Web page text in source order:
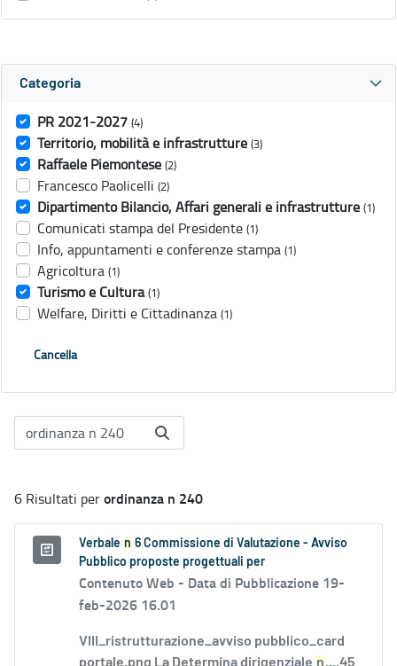
Categoria
PR 2021-2027 (4)
Territorio, mobilità e infrastrutture (3)
Raffaele Piemontese (2)
Francesco Paolicelli (2)
Dipartimento Bilancio, Affari generali e infrastrutture (1)
Comunicati stampa del Presidente (1)
Info, appuntamenti e conferenze stampa (1)
Agricoltura (1)
Turismo e Cultura (1)
Welfare, Diritti e Cittadinanza (1)
Cancella
6 Risultati perordinanza n 240
Verbale n 6 Commissione di Valutazione - Avviso
Pubblico proposte progettuali per
Contenuto Web - Data di Pubblicazione 19-
feb-2026 16.01
VIII_ristrutturazione_avviso pubblico_card
portale.png La Determina dirigenziale n....45